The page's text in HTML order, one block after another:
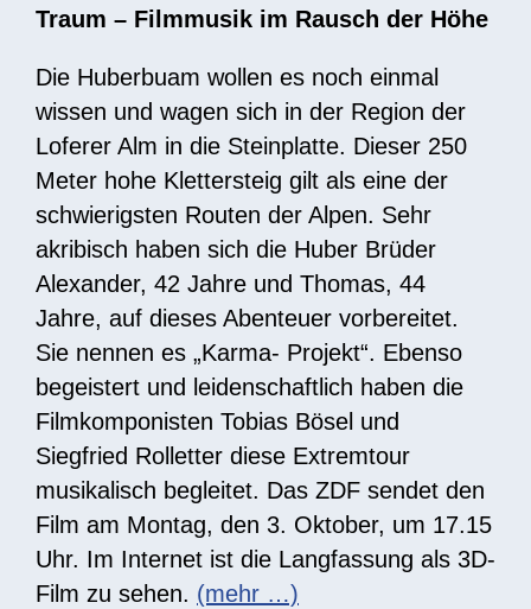
Traum – Filmmusik im Rausch der Höhe
Die Huberbuam wollen es noch einmal
wissen und wagen sich in der Region der
Loferer Alm in die Steinplatte. Dieser 250
Meter hohe Klettersteig gilt als eine der
schwierigsten Routen der Alpen. Sehr
akribisch haben sich die Huber Brüder
Alexander, 42 Jahre und Thomas, 44
Jahre, auf dieses Abenteuer vorbereitet.
Sie nennen es „Karma- Projekt“. Ebenso
begeistert und leidenschaftlich haben die
Filmkomponisten Tobias Bösel und
Siegfried Rolletter diese Extremtour
musikalisch begleitet. Das ZDF sendet den
Film am Montag, den 3. Oktober, um 17.15
Uhr. Im Internet ist die Langfassung als 3D-
Film zu sehen. (mehr …)